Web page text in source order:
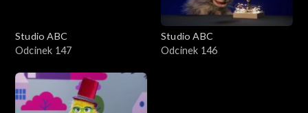
Studio ABC
Odcinek 147
Studio ABC
Odcinek 146